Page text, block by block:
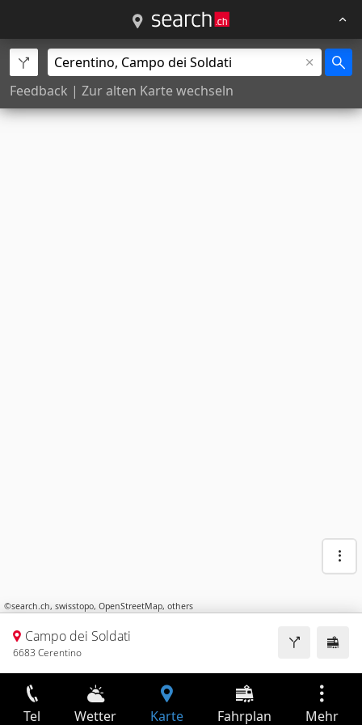
Feedback | Zur alten Karte wechseln
©search.ch, swisstopo, OpenStreetMap, others
Campo dei Soldati
6683 Cerentino
Tel Wetter Karte Fahrplan Mehr